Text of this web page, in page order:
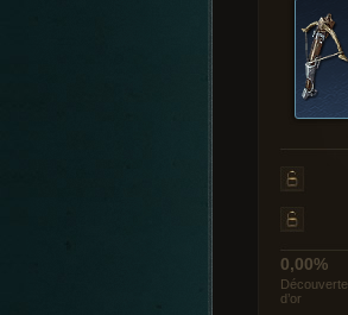
0,00%
Découverte
d’or